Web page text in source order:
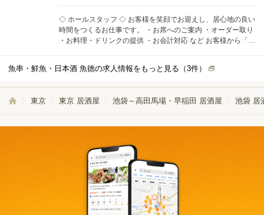
支え合いながら成長できます。 「大人になっても、仲間と本
気で働く」 そんな環境で、あなたも一緒にお店づくりに参加
しませんか。
でご安心ください。 「いきなり任せきり」ということはあり
ません。 ■ ホールスタッフの仕事内容 接客・ご案内・オーダ
ー・配膳など、基本的なホール業務をお任せします。 各店舗
ガーデン ・冬はこたつ席 ・個室完備 など、他の飲食店ではな
かなか味わえない空間づくりも特徴です。 料理や日本酒に強
身につきます。 お客様からおすすめを聞かれることもありま
すが、最初は笑顔と元気があれば問題ありません。知識は少
より良くするため、簡単な事務作業や準備業務をお願いする
が楽しかった経験はありませんか。 当社の系列店はすべて池
袋エリアに集約されているため、店舗の垣根を越えて仲間と
支え合いながら成長できます。 「大人になっても、仲間と本
気で働く」 そんな環境で、あなたも一緒にお店づくりに参加
しませんか。
◇ ホールスタッフ ◇ お客様を笑顔でお迎えし、居心地の良い
時間をつくるお仕事です。 ・お席へのご案内 ・オーダー取り
・お料理・ドリンクの提供 ・お会計対応 など お客様から「あ
ながら、活気のあるお店を一緒につくっていきましょう。 ◇
キッチンスタッフ ◇ 簡単な調理補助や盛り付け、ドリンクづ
・簡単な調理補助 ・ドリンク作成 など 包丁をほとんど使った
限定メニューのアイデアを出すチャンスもあります。 「おい
の方も大歓迎です。 最初は先輩スタッフが横について、ひと
つずつ丁寧に教えます。 わからないことは、何でも気軽に聞
ける雰囲気です。 忙しい時間帯も、スタッフ全員で助け合い
ながら対応するので、自然とチームワークが育ちます。 「初
めてのアルバイトで不安…」という方も、安心してスタート
できる環境です。
魚串・鮮魚・日本酒 魚徳の求人情報をもっと見る（3件）
東京 東京 居酒屋 池袋～高田馬場・早稲田 居酒屋 池袋 居